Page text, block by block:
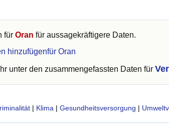
für Oran für aussagekräftigere Daten.
hinzufügenfür Oran
unter den zusammengefassten Daten für
| Klima | Gesundheitsversorgung |